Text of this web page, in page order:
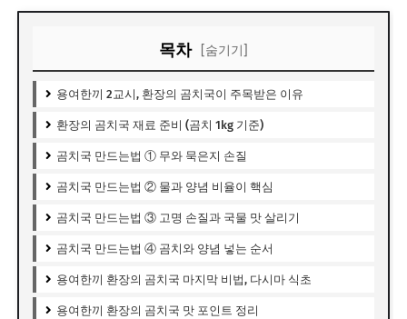
목차 [숨기기]
용여한끼 2교시, 환장의 곰치국이 주목받은 이유
환장의 곰치국 재료 준비 (곰치 1kg 기준)
곰치국 만드는법 ① 무와 묵은지 손질
곰치국 만드는법 ② 물과 양념 비율이 핵심
곰치국 만드는법 ③ 고명 손질과 국물 맛 살리기
곰치국 만드는법 ④ 곰치와 양념 넣는 순서
용여한끼 환장의 곰치국 마지막 비법, 다시마 식초
용여한끼 환장의 곰치국 맛 포인트 정리